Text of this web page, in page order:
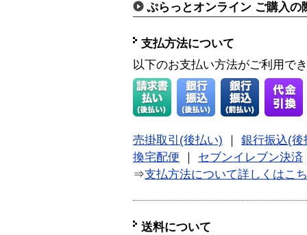
ぷらっとオンライン ご購入の
支払方法について
以下のお支払い方法がご利用で
売掛取引(後払い)
銀行振込(後
換宅配便
セブンイレブン決済
⇒支払方法について詳しくはこ
送料について